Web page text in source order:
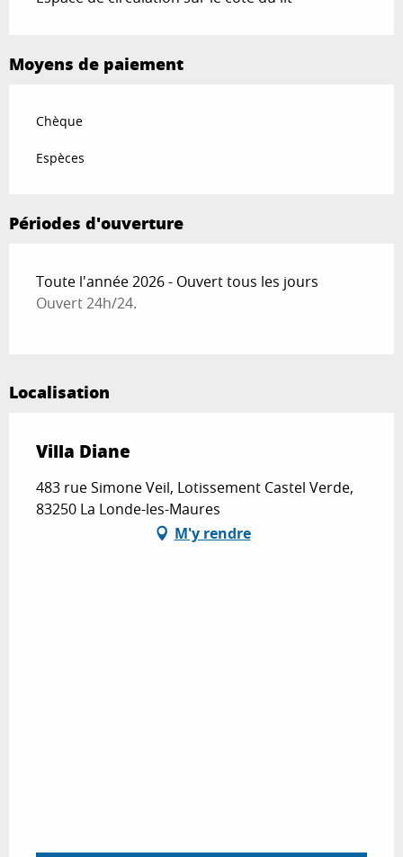
Moyens de paiement
Chèque
Espèces
Périodes d'ouverture
Toute l'année 2026 - Ouvert tous les jours
Ouvert 24h/24.
Localisation
Villa Diane
483 rue Simone Veil, Lotissement Castel Verde,
83250 La Londe-les-Maures
M'y rendre